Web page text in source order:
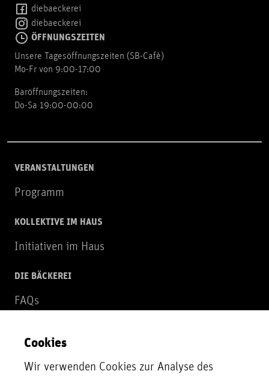
diebaeckerei
diebaeckerei
ÖFFNUNGSZEITEN
Unsere Tagesöffnungszeiten (SB-Cafè)
Mo-Fr von 9:00-17:00
Baröffnungszeiten:
Do-Sa 19:00-00:00
VERANSTALTUNGEN
Programm
KOLLEKTIVE IM HAUS
Initiativen im Haus
DIE BÄCKEREI
FAQs
NEWSLETTER
Zur Newsletter Anmeldung
Cookies
Wir verwenden Cookies zur Analyse des